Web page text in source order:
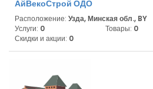
АйВекоСтрой ОДО
Расположение: Узда, Минская обл., BY
Услуги: 0 Товары: 0
Скидки и акции: 0